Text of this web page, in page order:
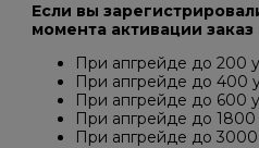
Если вы
момента активации
При апгрейде до 200
При апгрейде до 400
При апгрейде до 600
При апгрейде до 1800
При апгрейде до 3000